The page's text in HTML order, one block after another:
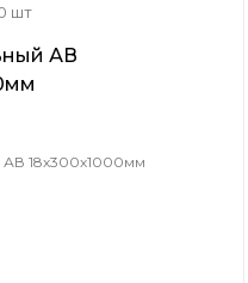
шт
АВ
18х300х1000мм